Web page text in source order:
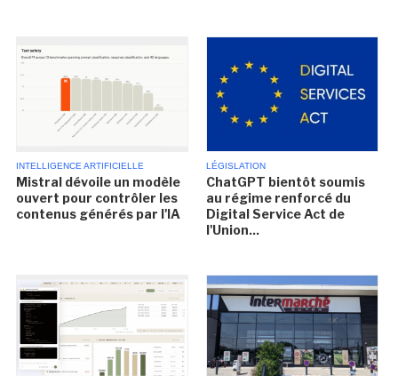
INTELLIGENCE ARTIFICIELLE
Mistral dévoile un modèle
ouvert pour contrôler les
contenus générés par l'IA
LÉGISLATION
ChatGPT bientôt soumis
au régime renforcé du
Digital Service Act de
l'Union...